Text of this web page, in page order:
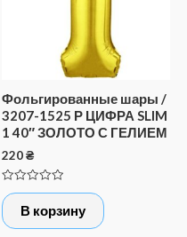
Фольгированные шары /
3207-1525 Р ЦИФРА SLIM
1 40″ ЗОЛОТО С ГЕЛИЕМ
220₴
Оценка
0
5
В корзину